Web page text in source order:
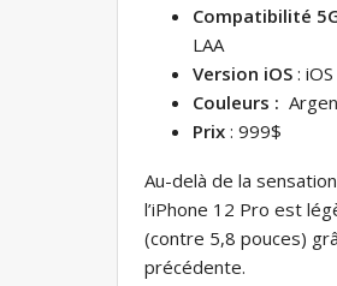
Compatibilité
LAA
Version iOS :
Couleurs :
Prix : 999$
Au-delà de la
l’iPhone 12 Pro est
(contre 5,8 pouces)
précédente.